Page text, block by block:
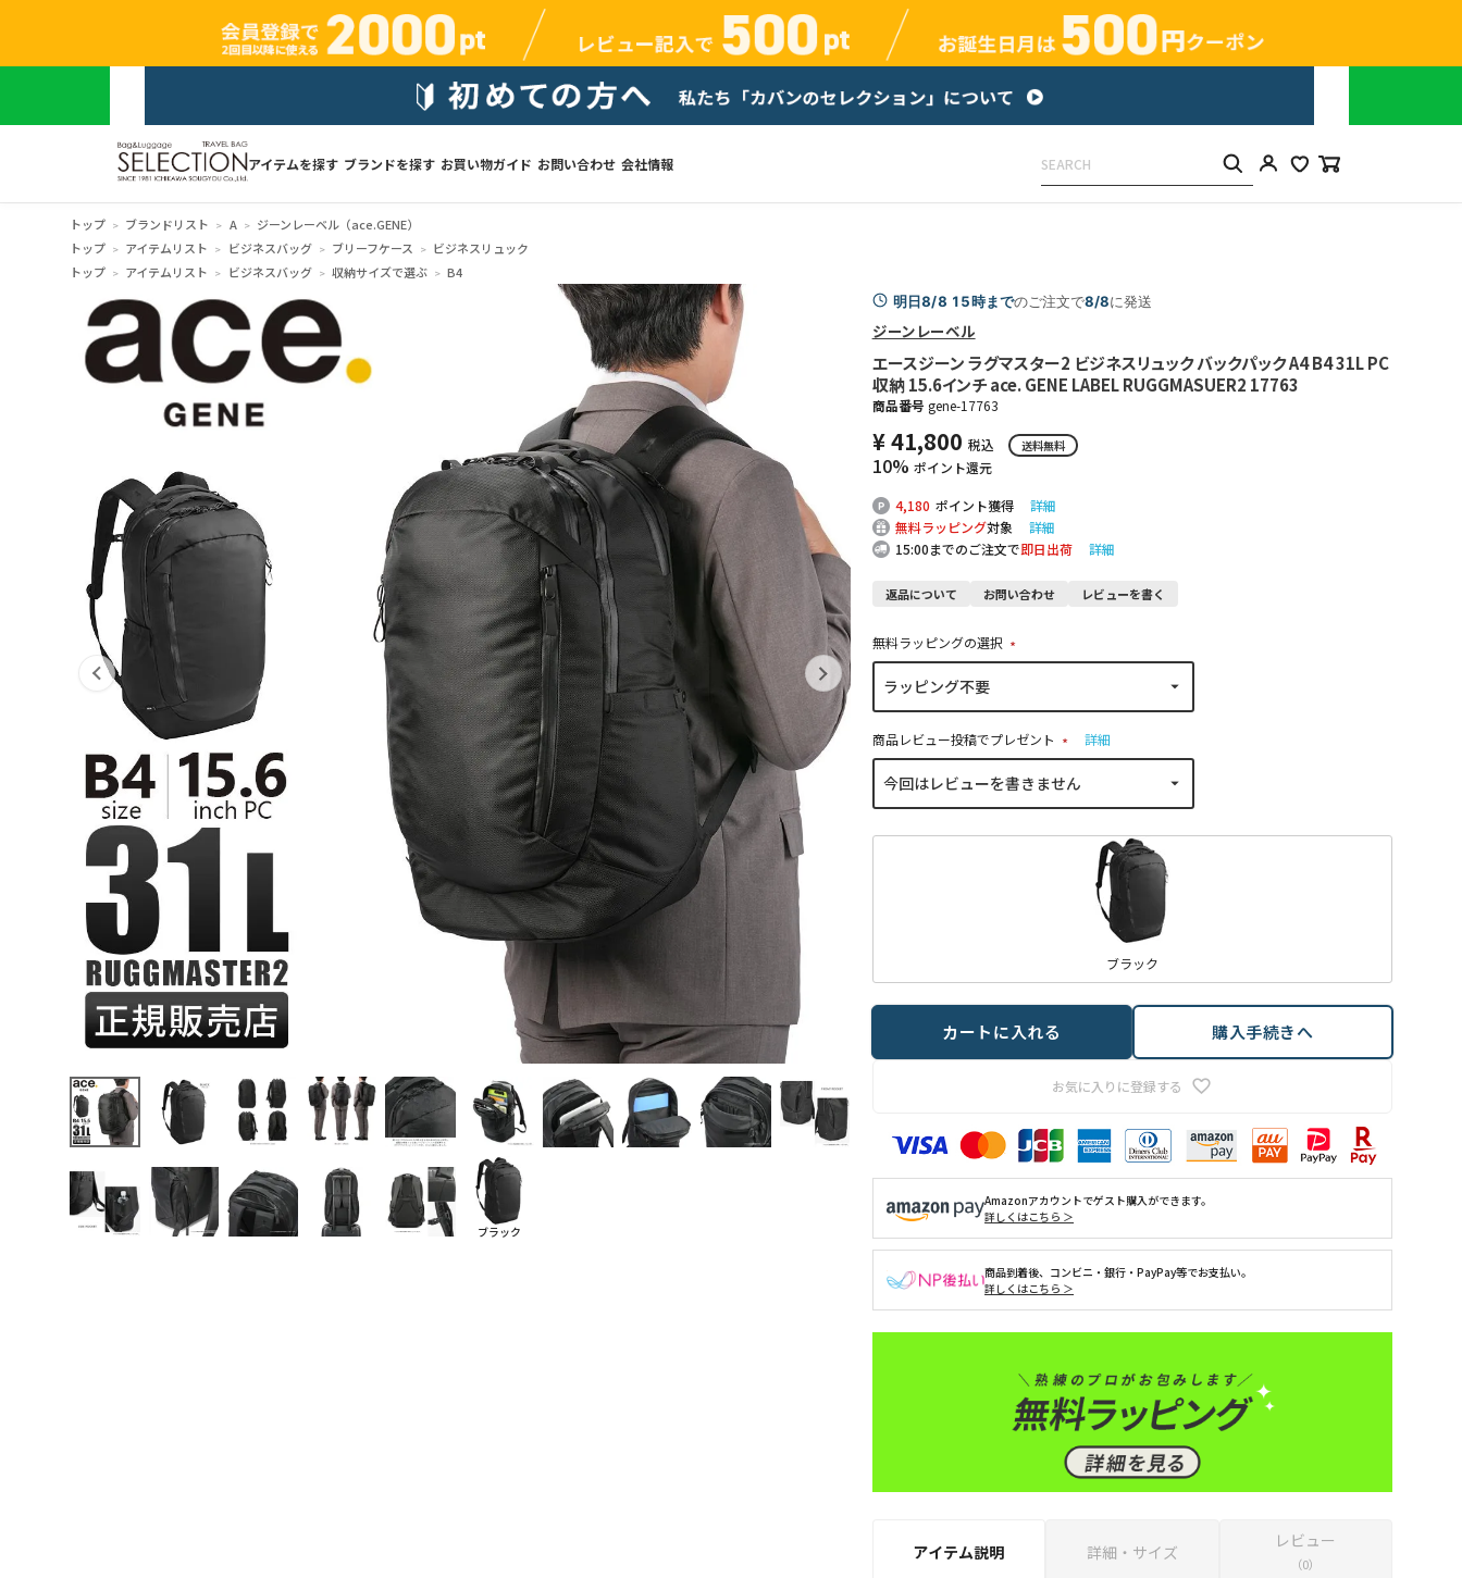
アイテムを探す ブランドを探す お買い物ガイド お問い合わせ 会社情報
トップ ブランドリスト A
ジーンレーベル（ace.GENE）
トップ
アイテムリスト ビジネスバッグ ブリーフケース
ビジネスリュック
トップ
アイテムリスト ビジネスバッグ 収納サイズで選ぶ B4
ブラック
明日8/8 15時までのご注文で8/8に発送
ジーンレーベル
エースジーン ラグマスター2 ビジネスリュック バックパック A4 B4 31L PC
収納 15.6インチ ace. GENE LABEL RUGGMASUER2 17763
商品番号 gene-17763
¥41,800 税込 送料無料
10% ポイント還元
4,180 ポイント獲得
詳細
無料ラッピング対象
詳細
15:00までのご注文で即日出荷 詳細
返品について お問い合わせ レビューを書く
無料ラッピングの選択
(
)
商品レビュー投稿でプレゼント
(
必
)
詳細
ブラック
お気に入りに登録する
カートに入れる 購入手続きへ
Amazonアカウントでゲスト購入ができます。
詳しくはこちら ＞
商品到着後、コンビニ・銀行・PayPay等でお支払い。
詳しくはこちら ＞
アイテム説明 詳細・サイズ
レビュー
（0）